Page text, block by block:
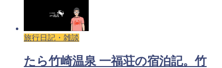
旅行日記・雑談
たら竹崎温泉 一福荘の宿泊記。竹